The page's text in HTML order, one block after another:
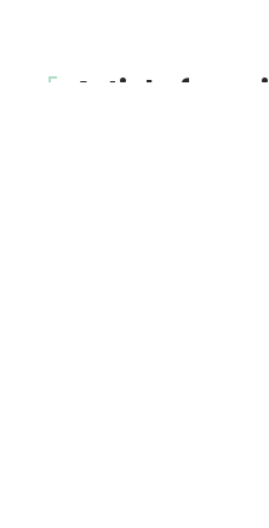
Article favori